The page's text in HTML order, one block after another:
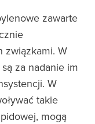
zawarte
związkami. W
za nadanie im
W
takie
mogą